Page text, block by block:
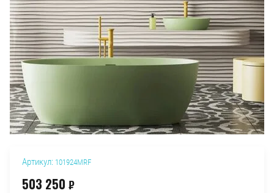
Артикул: 101924MRF
503 250 ₽